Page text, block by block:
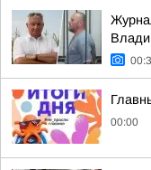
00:00